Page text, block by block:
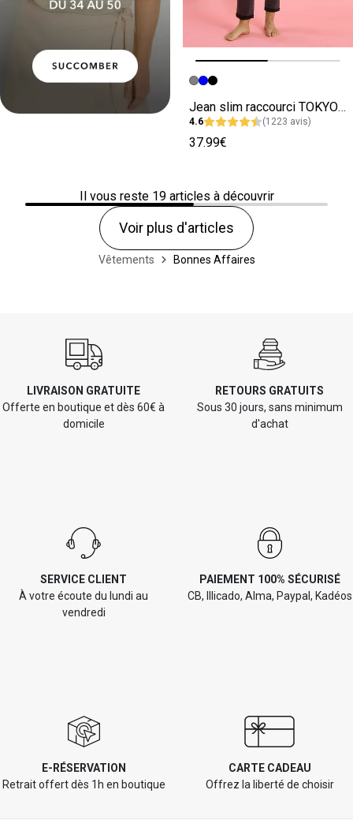
Image précédente
Image suivante
Jean slim raccourci TOKYO R01 femme
4.6 (1223 avis)
37.99€
Il vous reste 19articles à découvrir
Voir plus d'articles
Vêtements Bonnes Affaires
LIVRAISON GRATUITE
Offerte en boutique et dès 60€ à
domicile
RETOURS GRATUITS
Sous 30 jours, sans minimum
d'achat
SERVICE CLIENT
À votre écoute du lundi au
vendredi
PAIEMENT 100% SÉCURISÉ
CB, Illicado, Alma, Paypal, Kadéos
E-RÉSERVATION
Retrait offert dès 1h en boutique
CARTE CADEAU
Offrez la liberté de choisir